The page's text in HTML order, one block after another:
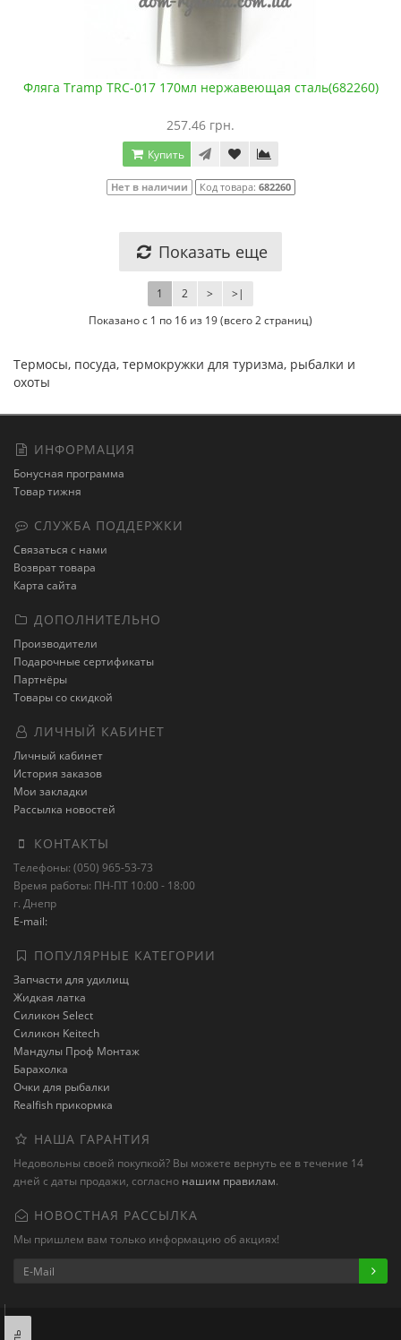
Фляга Tramp TRC-017 170мл нержавеющая сталь(682260)
257.46 грн.
Купить
Нет в наличии Код товара: 682260
Показать еще
1 2 > >|
Показано с 1 по 16 из 19 (всего 2 страниц)
Термосы, посуда, термокружки для туризма, рыбалки и
охоты
ИНФОРМАЦИЯ
Бонусная программа
Товар тижня
СЛУЖБА ПОДДЕРЖКИ
Связаться с нами
Возврат товара
Карта сайта
ДОПОЛНИТЕЛЬНО
Производители
Подарочные сертификаты
Партнёры
Товары со скидкой
ЛИЧНЫЙ КАБИНЕТ
Личный кабинет
История заказов
Мои закладки
Рассылка новостей
КОНТАКТЫ
Телефоны: (050) 965-53-73
Время работы: ПН-ПТ 10:00 - 18:00
г. Днепр
E-mail:
ПОПУЛЯРНЫЕ КАТЕГОРИИ
Запчасти для удилищ
Жидкая латка
Силикон Select
Силикон Keitech
Мандулы Проф Монтаж
Барахолка
Очки для рыбалки
Realfish прикормка
НАША ГАРАНТИЯ
Недовольны своей покупкой? Вы можете вернуть ее в течение 14
дней с даты продажи, согласно нашим правилам.
НОВОСТНАЯ РАССЫЛКА
Мы пришлем вам только информацию об акциях!